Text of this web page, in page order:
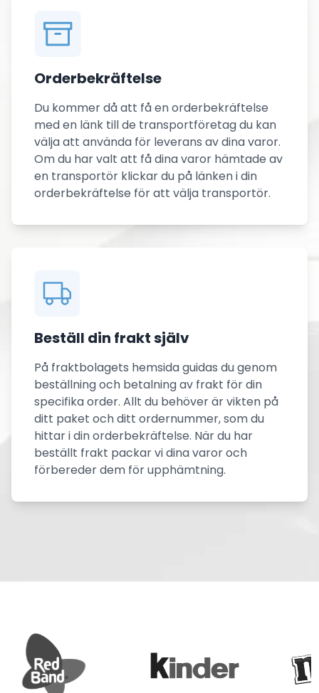
Orderbekräftelse
Du kommer då att få en orderbekräftelse
med en länk till de transportföretag du kan
välja att använda för leverans av dina varor.
Om du har valt att få dina varor hämtade av
en transportör klickar du på länken i din
orderbekräftelse för att välja transportör.
Beställ din frakt själv
På fraktbolagets hemsida guidas du genom
beställning och betalning av frakt för din
specifika order. Allt du behöver är vikten på
ditt paket och ditt ordernummer, som du
hittar i din orderbekräftelse. När du har
beställt frakt packar vi dina varor och
förbereder dem för upphämtning.